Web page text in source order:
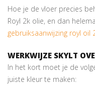
Hoe je de vloer precies
Royl 2k olie, en dan
gebruiksaanwijzing royl oil
WERKWIJZE SKYLT
In het kort moet je de
juiste kleur te maken: